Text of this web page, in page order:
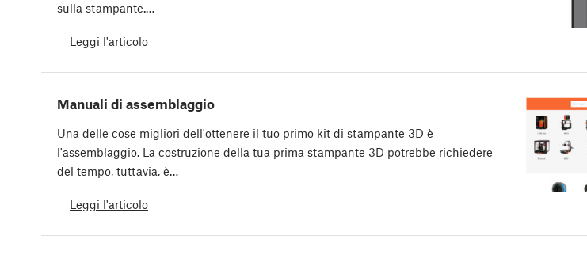
sulla stampante.…
Leggi l'articolo
Manuali di assemblaggio
Una delle cose migliori dell'ottenere il tuo primo kit di stampante 3D è
l'assemblaggio. La costruzione della tua prima stampante 3D potrebbe richiedere
del tempo, tuttavia, è…
Leggi l'articolo